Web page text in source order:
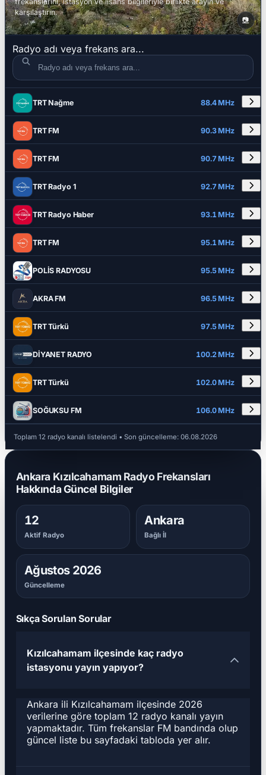
📷
karşılaştırın.
Radyo adı veya frekans ara...
RADYO ADI DETAYLAR
TRT Nağme 88.4 MHz
TRT FM 90.3 MHz
TRT FM 90.7 MHz
TRT Radyo 1 92.7 MHz
TRT Radyo Haber 93.1 MHz
TRT FM 95.1 MHz
POLİS RADYOSU 95.5 MHz
AKRA FM 96.5 MHz
TRT Türkü 97.5 MHz
DİYANET RADYO 100.2 MHz
TRT Türkü 102.0 MHz
SOĞUKSU FM 106.0 MHz
Toplam 12 radyo kanalı listelendi • Son güncelleme:06.08.2026
Ankara Kızılcahamam Radyo Frekansları
Hakkında Güncel Bilgiler
12
Aktif Radyo
Ankara
Bağlı İl
Ağustos 2026
Güncelleme
Sıkça Sorulan Sorular
Kızılcahamam ilçesinde kaç radyo
istasyonu yayın yapıyor?
Ankara ili Kızılcahamam ilçesinde 2026
verilerine göre toplam 12 radyo kanalı yayın
yapmaktadır. Tüm frekanslar FM bandında olup
güncel liste bu sayfadaki tabloda yer alır.